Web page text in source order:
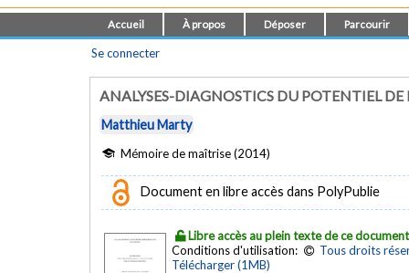
Accueil À propos Déposer Parcourir
Se connecter
ANALYSES-DIAGNOSTICS DU POTENTIEL
Matthieu Marty
Mémoire de maîtrise (2014)
Document en libre accès dans PolyPublie
Libre accès au plein texte de ce document
Conditions d'utilisation:
Tous droits
Télécharger (1MB)